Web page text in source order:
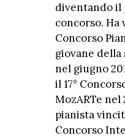
diventando il
concorso.
Concorso
giovane della
nel giugno
il 17°
MozARTe nel
pianista
Concorso